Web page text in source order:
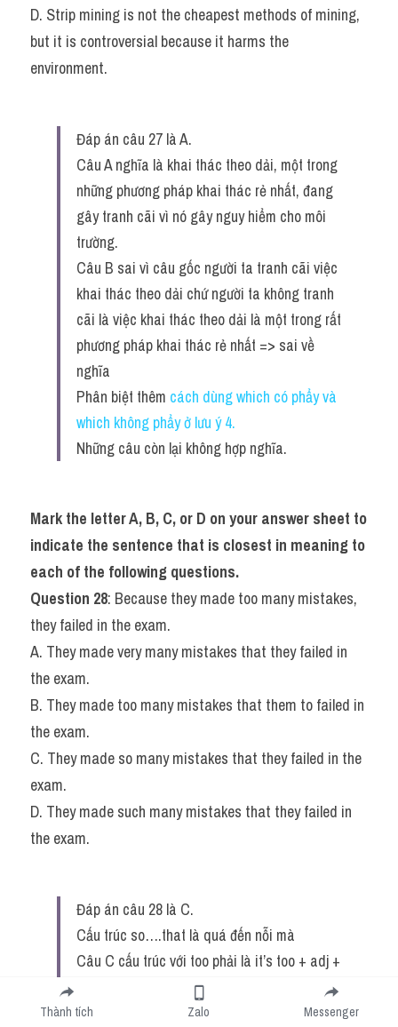
D. Strip mining is not the cheapest methods of mining,
but it is controversial because it harms the
environment.
Đáp án câu 27 là A.
Câu A nghĩa là khai thác theo dải, một trong
những phương pháp khai thác rẻ nhất, đang
gây tranh cãi vì nó gây nguy hiểm cho môi
trường.
Câu B sai vì câu gốc người ta tranh cãi việc
khai thác theo dải chứ người ta không tranh
cãi là việc khai thác theo dải là một trong rất
phương pháp khai thác rẻ nhất => sai về
nghĩa
Phân biệt thêm cách dùng which có phẩy và
which không phẩy ở lưu ý 4.
Những câu còn lại không hợp nghĩa.
Mark the letter A, B, C, or D on your answer sheet to
indicate the sentence that is closest in meaning to
each of the following questions.
Question 28: Because they made too many mistakes,
they failed in the exam.
A. They made very many mistakes that they failed in
the exam.
B. They made too many mistakes that them to failed in
the exam.
C. They made so many mistakes that they failed in the
exam.
D. They made such many mistakes that they failed in
the exam.
Đáp án câu 28 là C.
Cấu trúc so….that là quá đến nỗi mà
Câu C cấu trúc với too phải là it’s too + adj +
Câu D cấu trúc với such phải là it’s such +
Thành tích Zalo Messenger